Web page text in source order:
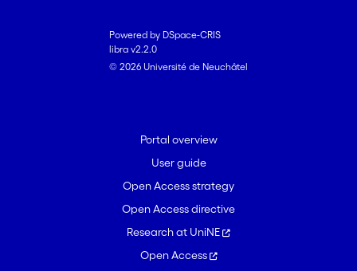
Powered by DSpace-CRIS
libra v2.2.0
© 2026 Université de Neuchâtel
Portal overview
User guide
Open Access strategy
Open Access directive
Research at UniNE
Open Access